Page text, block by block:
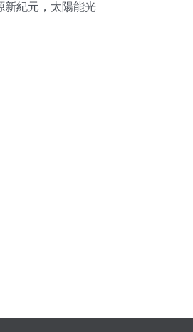
新紀元，太陽能光